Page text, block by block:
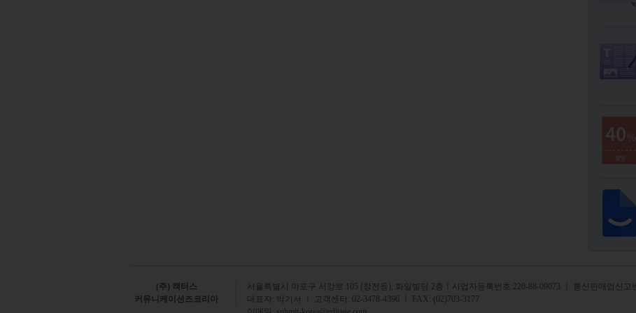
(주) 캑터스
커뮤니케이션즈코리아
서 울특별시 마포구 서강로 105 (창전동), 화일빌딩 2 층
ㅣ사업자등록번호:220-88-09073 ㅣ 통신판매업신
대표자: 박기서 ㅣ 고객센터: 02-3478-4396 ㅣ FAX: (02)703-3177